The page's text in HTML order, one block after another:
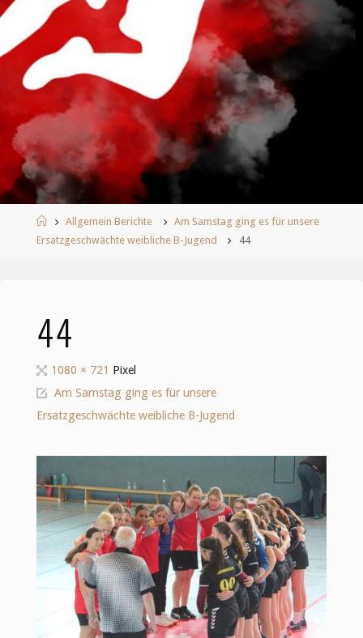
StartAllgemein Berichte
Am Samstag ging es für unsere
Ersatzgeschwächte weibliche B-Jugend
44
44
Originalgröße
1080 × 721 Pixel
Am Samstag ging es für unsere
Ersatzgeschwächte weibliche B-Jugend